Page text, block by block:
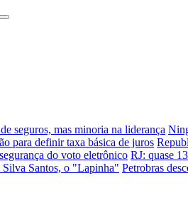
seguros, mas minoria na liderança
para definir taxa básica de juros
do voto eletrônico RJ: quase
Silva Santos, o "Lapinha" Petrobras